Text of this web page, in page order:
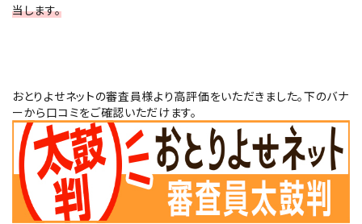
当します。
おとりよせネットの審査員様より高評価をいただきました。下のバナ
ーから口コミをご確認いただけます。